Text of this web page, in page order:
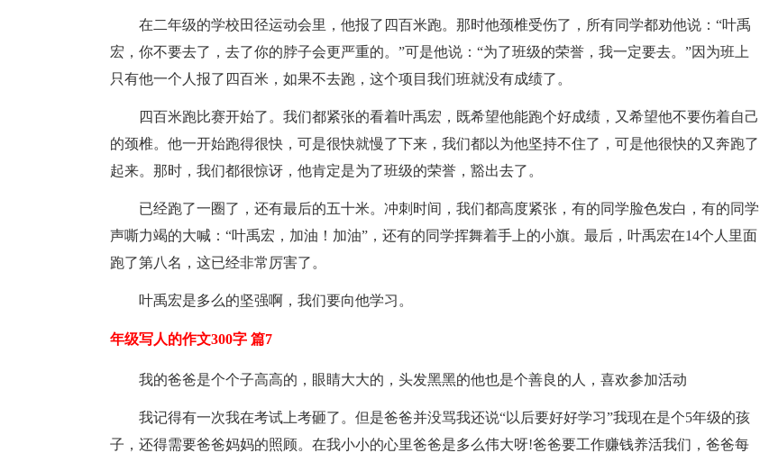
在二年级的学校田径运动会里，他报了四百米跑。那时他颈椎受伤了，所有同学都劝他说：“叶禹
宏，你不要去了，去了你的脖子会更严重的。”可是他说：“为了班级的荣誉，我一定要去。”因为班上
只有他一个人报了四百米，如果不去跑，这个项目我们班就没有成绩了。
四百米跑比赛开始了。我们都紧张的看着叶禹宏，既希望他能跑个好成绩，又希望他不要伤着自己
的颈椎。他一开始跑得很快，可是很快就慢了下来，我们都以为他坚持不住了，可是他很快的又奔跑了
起来。那时，我们都很惊讶，他肯定是为了班级的荣誉，豁出去了。
已经跑了一圈了，还有最后的五十米。冲刺时间，我们都高度紧张，有的同学脸色发白，有的同学
声嘶力竭的大喊：“叶禹宏，加油！加油”，还有的同学挥舞着手上的小旗。最后，叶禹宏在14个人里面
跑了第八名，这已经非常厉害了。
叶禹宏是多么的坚强啊，我们要向他学习。
年级写人的作文300字 篇7
我的爸爸是个个子高高的，眼睛大大的，头发黑黑的他也是个善良的人，喜欢参加活动
我记得有一次我在考试上考砸了。但是爸爸并没骂我还说“以后要好好学习”我现在是个5年级的孩
子，还得需要爸爸妈妈的照顾。在我小小的心里爸爸是多么伟大呀!爸爸要工作赚钱养活我们，爸爸每